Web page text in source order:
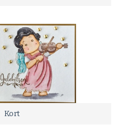
Kort